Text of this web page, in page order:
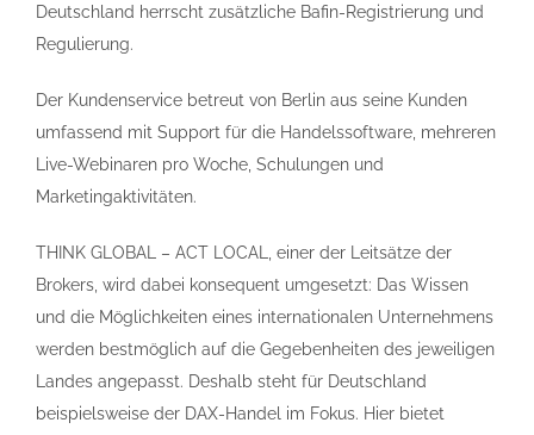
Deutschland herrscht zusätzliche Bafin-Registrierung und
Regulierung.
Der Kundenservice betreut von Berlin aus seine Kunden
umfassend mit Support für die Handelssoftware, mehreren
Live-Webinaren pro Woche, Schulungen und
Marketingaktivitäten.
THINK GLOBAL – ACT LOCAL, einer der Leitsätze der
Brokers, wird dabei konsequent umgesetzt: Das Wissen
und die Möglichkeiten eines internationalen Unternehmens
werden bestmöglich auf die Gegebenheiten des jeweiligen
Landes angepasst. Deshalb steht für Deutschland
beispielsweise der DAX-Handel im Fokus. Hier bietet